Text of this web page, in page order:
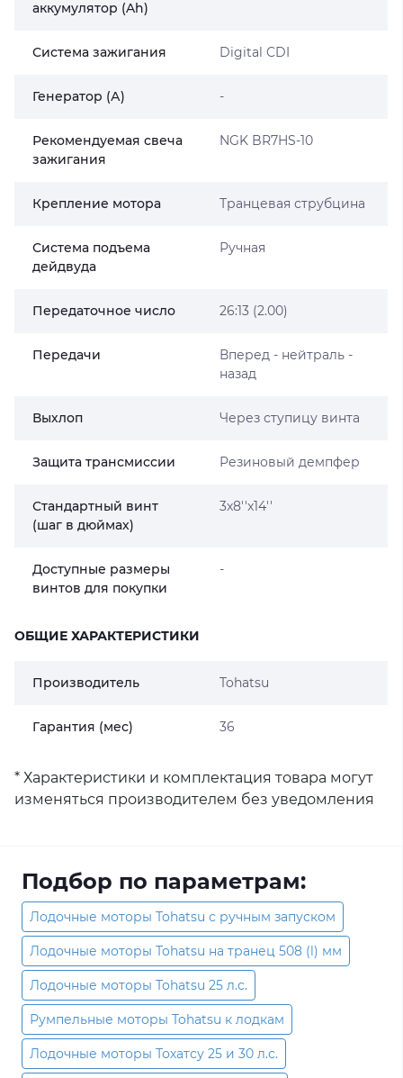
аккумулятор (Ah)
Система зажигания Digital CDI
Генератор (А) -
Рекомендуемая свеча
зажигания
NGK BR7HS-10
Крепление мотора Транцевая струбцина
Система подъема
дейдвуда
Ручная
Передаточное число 26:13 (2.00)
Передачи
Вперед - нейтраль -
назад
Выхлоп Через ступицу винта
Защита трансмиссии Резиновый демпфер
Стандартный винт
(шаг в дюймах)
3x8''x14''
Доступные размеры
винтов для покупки
-
ОБЩИЕ ХАРАКТЕРИСТИКИ
Производитель Tohatsu
Гарантия (мес) 36
* Характеристики и комплектация товара могут
изменяться производителем без уведомления
Подбор по параметрам:
Лодочные моторы Tohatsu с ручным запуском
Лодочные моторы Tohatsu на транец 508 (l) мм
Лодочные моторы Tohatsu 25 л.с.
Румпельные моторы Tohatsu к лодкам
Лодочные моторы Тохатсу 25 и 30 л.с.